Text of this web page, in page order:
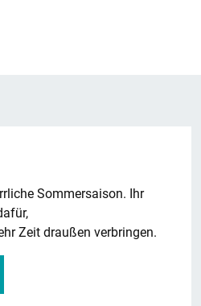
Sommersaison. Ihr
Zeit draußen verbringen.